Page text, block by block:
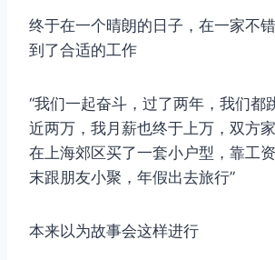
终于在一个晴朗的日子，在一家不
到了合适的工作
“我们一起奋斗，过了两年，我们都
近两万，我月薪也终于上万，双方
在上海郊区买了一套小户型，靠工
末跟朋友小聚，年假出去旅行”
本来以为故事会这样进行